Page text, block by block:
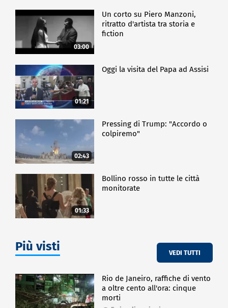
03:00
Un corto su Piero Manzoni,
ritratto d'artista tra storia e
fiction
01:21
Oggi la visita del Papa ad Assisi
02:43
Pressing di Trump: "Accordo o
colpiremo"
01:33
Bollino rosso in tutte le città
monitorate
Più visti VEDI TUTTI
Rio de Janeiro, raffiche di vento
a oltre cento all'ora: cinque
morti